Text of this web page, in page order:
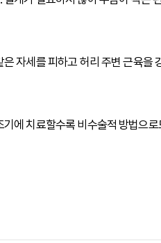
자세를 피하고 허리 주변 근육을
에 치료할수록 비수술적 방법으